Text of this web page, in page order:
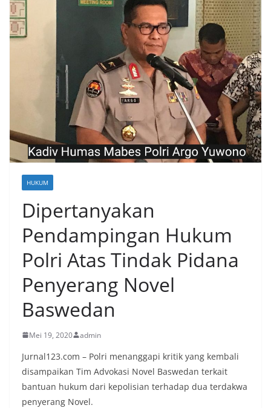
HUKUM
Dipertanyakan
Pendampingan Hukum
Polri Atas Tindak Pidana
Penyerang Novel
Baswedan
Mei 19, 2020 admin
Jurnal123.com – Polri menanggapi kritik yang kembali
disampaikan Tim Advokasi Novel Baswedan terkait
bantuan hukum dari kepolisian terhadap dua terdakwa
penyerang Novel.